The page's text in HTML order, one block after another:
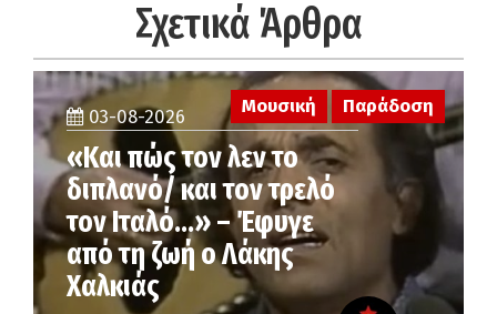
Σχετικά Άρθρα
Μουσική Παράδοση
03-08-2026
«Και πώς τον λεν το
διπλανό/ και τον τρελό
τον Ιταλό…» – Έφυγε
από τη ζωή ο Λάκης
Χαλκιάς